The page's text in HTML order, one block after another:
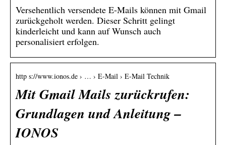
Versehentlich versendete E-Mails können mit Gmail
zurückgeholt werden. Dieser Schritt gelingt
kinderleicht und kann auf Wunsch auch
personalisiert erfolgen.
http s://www.ionos.de › … › E-Mail › E-Mail Technik
Mit Gmail Mails zurückrufen:
Grundlagen und Anleitung –
IONOS